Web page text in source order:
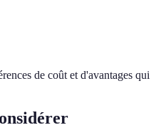
de coût et d'avantages qui